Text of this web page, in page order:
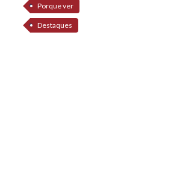
Porque ver
Destaques